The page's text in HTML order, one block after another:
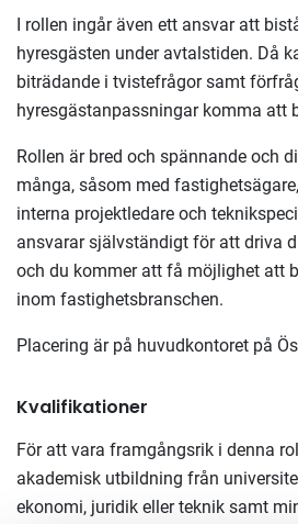
I rollen ingår även ett ansvar att
hyresgästen under avtalstiden. Då
biträdande i tvistefrågor samt
hyresgästanpassningar komma att
Rollen är bred och spännande och
många, såsom med
interna projektledare och
ansvarar självständigt för att driva
och du kommer att få möjlighet att
inom fastighetsbranschen.
Placering är på huvudkontoret på
Kvalifikationer
För att vara framgångsrik i denna
akademisk utbildning från
ekonomi, juridik eller teknik samt